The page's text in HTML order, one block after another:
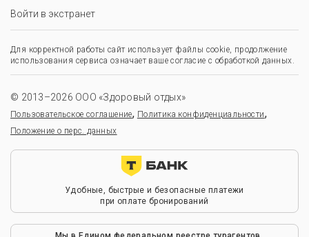
Войти в экстранет
Для корректной работы сайт использует файлы cookie, продолжение
использования сервиса означает ваше согласие с обработкой данных.
© 2013–2026 ООО «Здоровый отдых»
Пользовательское соглашение, Политика конфиденциальности,
Положение о перс. данных
Удобные, быстрые и безопасные платежи
при оплате бронирований